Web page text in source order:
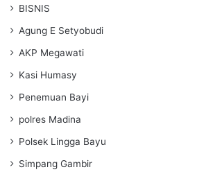
BISNIS
Agung E Setyobudi
AKP Megawati
Kasi Humasy
Penemuan Bayi
polres Madina
Polsek Lingga Bayu
Simpang Gambir